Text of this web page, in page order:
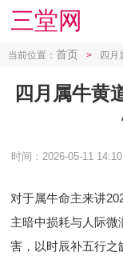
三堂网
当前位置： 首页 > 四月
四月属牛黄
时间：2026-05-11
对于属牛命主来讲
主暗中损耗与人际
害，以时辰补五行之